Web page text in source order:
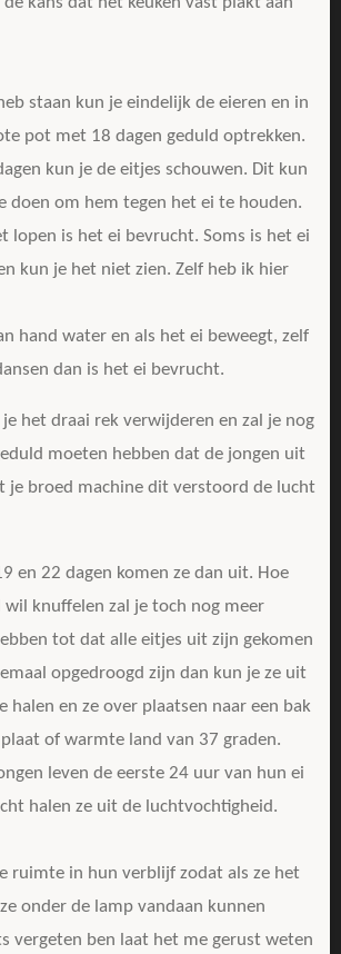
staan kun je eindelijk de eieren en in
pot met 18 dagen geduld optrekken.
kun je de eitjes schouwen. Dit kun
doen om hem tegen het ei te houden.
lopen is het ei bevrucht. Soms is het ei
kun je het niet zien. Zelf heb ik hier
hand water en als het ei beweegt, zelf
dan is het ei bevrucht.
het draai rek verwijderen en zal je nog
moeten hebben dat de jongen uit
je broed machine dit verstoord de lucht
en 22 dagen komen ze dan uit. Hoe
wil knuffelen zal je toch nog meer
tot dat alle eitjes uit zijn gekomen
opgedroogd zijn dan kun je ze uit
halen en ze over plaatsen naar een bak
of warmte land van 37 graden.
leven de eerste 24 uur van hun ei
halen ze uit de luchtvochtigheid.
ruimte in hun verblijf zodat als ze het
onder de lamp vandaan kunnen
vergeten ben laat het me gerust weten